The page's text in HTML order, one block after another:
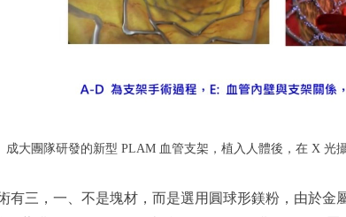
成大團隊研發的新型 PLAM 血管支架，植入人體後，在 X 光
有三，一、不是塊材，而是選用圓球形鎂粉，由於